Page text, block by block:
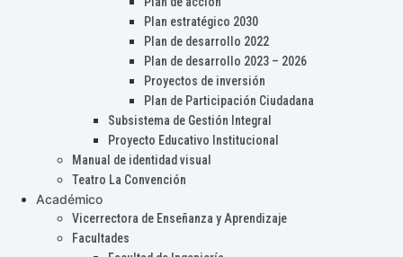
Plan estratégico 2030
Plan de desarrollo 2022
Plan de desarrollo 2023 – 2026
Proyectos de inversión
Plan de Participación Ciudadana
Subsistema de Gestión Integral
Proyecto Educativo Institucional
Manual de identidad visual
Teatro La Convención
Académico
Vicerrectora de Enseñanza y Aprendizaje
Facultades